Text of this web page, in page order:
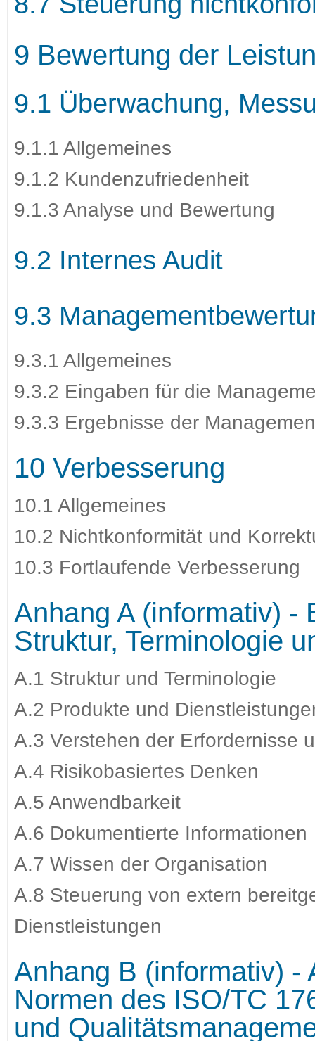
9 Bewertung der
9.1 Überwachung,
9.1.1 Allgemeines
9.1.2 Kundenzufriedenheit
9.1.3 Analyse und Bewertung
9.2 Internes Audit
9.3
9.3.1 Allgemeines
9.3.2 Eingaben für die
9.3.3 Ergebnisse der
10 Verbesserung
10.1 Allgemeines
10.2 Nichtkonformität und
10.3 Fortlaufende Verbesserung
Anhang A (informativ) -
Struktur, Terminologie
A.1 Struktur und Terminologie
A.2 Produkte und
A.3 Verstehen der Erfordernisse
A.4 Risikobasiertes Denken
A.5 Anwendbarkeit
A.6 Dokumentierte Informationen
A.7 Wissen der Organisation
A.8 Steuerung von extern
Dienstleistungen
Anhang B (informativ) -
Normen des ISO/TC
und